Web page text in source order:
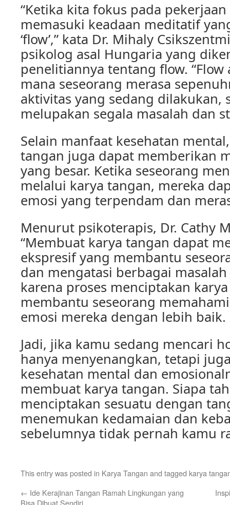
“Ketika kita fokus pada
memasuki keadaan meditatif
‘flow’,” kata Dr. Mihaly
psikolog asal Hungaria yang
penelitiannya tentang flow.
mana seseorang merasa
aktivitas yang sedang dilakukan,
melupakan segala masalah dan
Selain manfaat kesehatan
tangan juga dapat memberikan
yang besar. Ketika seseorang
melalui karya tangan, mereka
emosi yang terpendam dan
Menurut psikoterapis, Dr. Cathy
“Membuat karya tangan dapat
ekspresif yang membantu
dan mengatasi berbagai
karena proses menciptakan
membantu seseorang
emosi mereka dengan lebih baik.
Jadi, jika kamu sedang mencari
hanya menyenangkan, tetapi
kesehatan mental dan
membuat karya tangan. Siapa
menciptakan sesuatu dengan
menemukan kedamaian dan
sebelumnya tidak pernah kamu
This entry was posted in Karya Tangan and tagged karya
← Ide Kerajinan Tangan Ramah Lingkungan yang
Bisa Dibuat Sendiri